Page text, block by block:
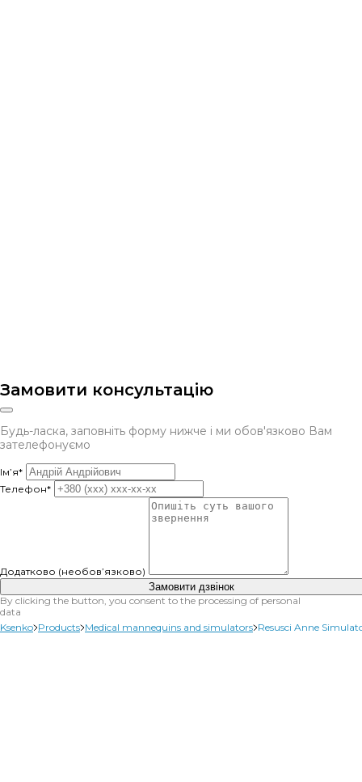
Замовити консультацію
Будь-ласка, заповніть форму нижче і ми обов'язково Вам
зателефонуємо
Ім’я*
Телефон*
Додатково (необов’язково)
Замовити дзвінок
By clicking the button, you consent to the processing of personal
data
Ksenko Products Medical mannequins and simulators Resusci Anne